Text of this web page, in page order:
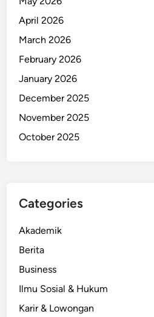
April 2026
March 2026
February 2026
January 2026
December 2025
November 2025
October 2025
Categories
Akademik
Berita
Business
Ilmu Sosial & Hukum
Karir & Lowongan